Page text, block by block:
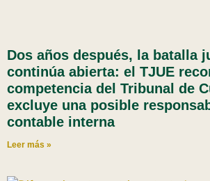
Dos años después, la batalla
continúa abierta: el TJUE
competencia del Tribunal de
excluye una posible
contable interna
Leer más »